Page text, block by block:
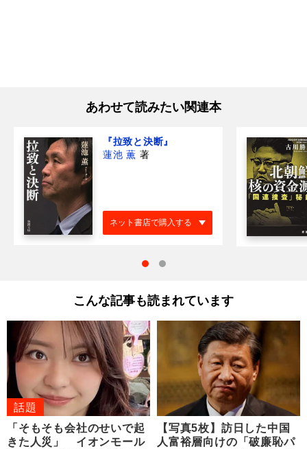
あわせて読みたい関連本
『拉致と決断』
蓮池 薫 著
ネット書店で購入する
こんな記事も読まれています
話題
「そもそも会社のせいで起
きた人災」 イオンモール
【写真5枚】訪日した中国
人富裕層向けの「破廉恥パ